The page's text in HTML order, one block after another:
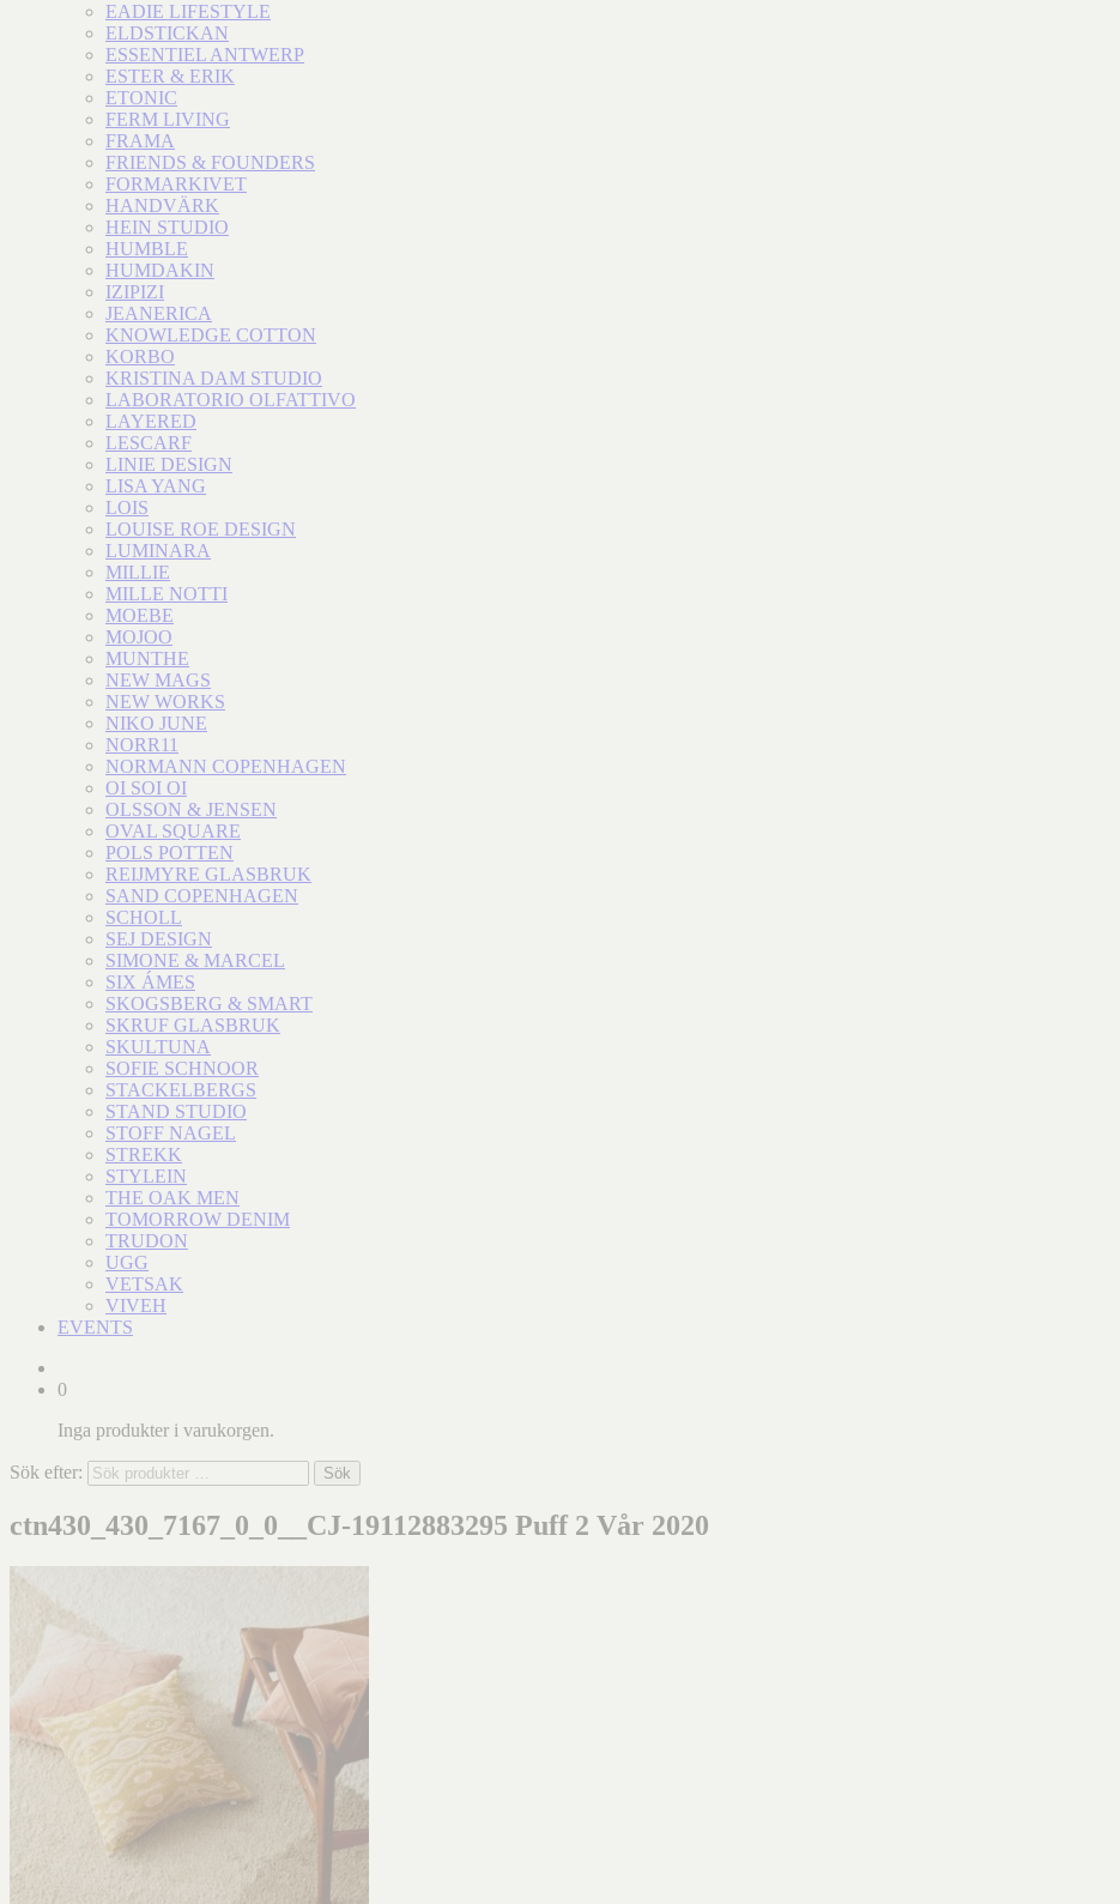
EADIE LIFESTYLE
ELDSTICKAN
ESSENTIEL ANTWERP
ESTER & ERIK
ETONIC
FERM LIVING
FRAMA
FRIENDS & FOUNDERS
FORMARKIVET
HANDVÄRK
HEIN STUDIO
HUMBLE
HUMDAKIN
IZIPIZI
JEANERICA
KNOWLEDGE COTTON
KORBO
KRISTINA DAM STUDIO
LABORATORIO OLFATTIVO
LAYERED
LESCARF
LINIE DESIGN
LISA YANG
LOIS
LOUISE ROE DESIGN
LUMINARA
MILLIE
MILLE NOTTI
MOEBE
MOJOO
MUNTHE
NEW MAGS
NEW WORKS
NIKO JUNE
NORR11
NORMANN COPENHAGEN
OI SOI OI
OLSSON & JENSEN
OVAL SQUARE
POLS POTTEN
REIJMYRE GLASBRUK
SAND COPENHAGEN
SCHOLL
SEJ DESIGN
SIMONE & MARCEL
SIX ÁMES
SKOGSBERG & SMART
SKRUF GLASBRUK
SKULTUNA
SOFIE SCHNOOR
STACKELBERGS
STAND STUDIO
STOFF NAGEL
STREKK
STYLEIN
THE OAK MEN
TOMORROW DENIM
TRUDON
UGG
VETSAK
VIVEH
EVENTS
0
Inga produkter i varukorgen.
Sök efter: Sök
ctn430_430_7167_0_0__CJ-19112883295 Puff 2 Vår 2020